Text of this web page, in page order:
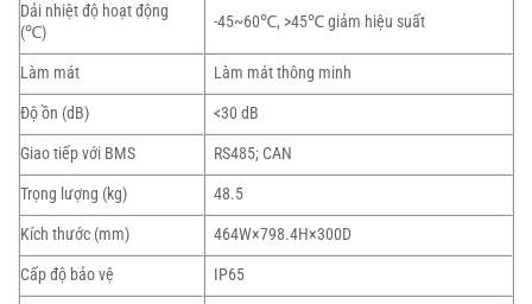
Dải nhiệt độ hoạt động
(℃)
-45~60℃, >45℃ giảm hiệu suất
Làm mát
Làm mát thông minh
Độ ồn (dB)
<30 dB
Giao tiếp với BMS
RS485; CAN
Trọng lượng (kg)
48.5
Kích thước (mm)
464W×798.4H×300D
Cấp độ bảo vệ
IP65